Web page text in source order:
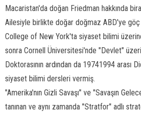
Macaristan'da doğan Friedman hakkında
Ailesiyle birlikte doğar doğmaz ABD'ye
College of New York'ta siyaset bilimi
sonra Cornell Üniversitesi'nde "Devlet"
Doktorasının ardından da 19741994 arası
siyaset bilimi dersleri vermiş.
"Amerika'nın Gizli Savaşı" ve "Savaşın
tanınan ve aynı zamanda "Stratfor" adlı